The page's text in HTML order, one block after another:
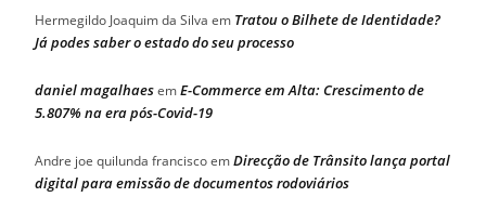
Hermegildo Joaquim da Silva em Tratou o Bilhete de Identidade?
Já podes saber o estado do seu processo
daniel magalhaesemE-Commerce em Alta: Crescimento de
5.807% na era pós-Covid-19
Andre joe quilunda franciscoemDirecção de Trânsito lança portal
digital para emissão de documentos rodoviários